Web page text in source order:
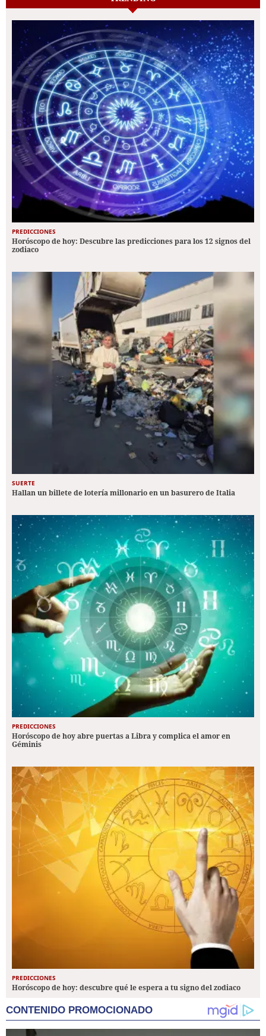
PREDICCIONES
Horóscopo de hoy: Descubre las predicciones para los 12 signos del
zodiaco
SUERTE
Hallan un billete de lotería millonario en un basurero de Italia
PREDICCIONES
Horóscopo de hoy abre puertas a Libra y complica el amor en
Géminis
PREDICCIONES
Horóscopo de hoy: descubre qué le espera a tu signo del zodiaco
CONTENIDO PROMOCIONADO